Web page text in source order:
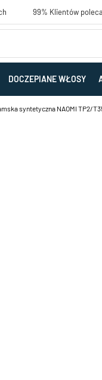
99% Klientów
DOCZEPIANE WŁOSY
syntetyczna NAOMI TP2/